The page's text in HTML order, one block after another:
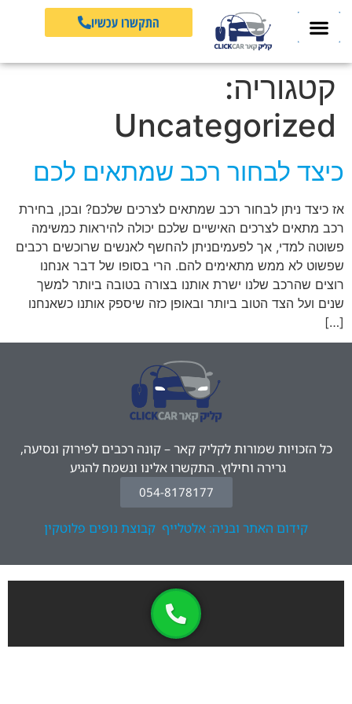
התקשרו עכשיו
קטגוריה:
Uncategorized
כיצד לבחור רכב שמתאים לכם
אז כיצד ניתן לבחור רכב שמתאים לצרכים שלכם? ובכן, בחירת
רכב מתאים לצרכים האישיים שלכם יכולה להיראות כמשימה
פשוטה למדי, אך לפעמיםניתן להחשף לאנשים שרוכשים רכבים
שפשוט לא ממש מתאימים להם. הרי בסופו של דבר אנחנו
רוצים שהרכב שלנו ישרת אותנו בצורה בטובה ביותר למשך
שנים ועל הצד הטוב ביותר ובאופן כזה שיספק אותנו כשאנחנו
[…]
כל הזכויות שמורות לקליק קאר – קונה רכבים לפירוק ונסיעה,
גרירה וחילוץ. התקשרו אלינו ונשמח להגיע
054-8178177
קידום האתר ובניה: אלטלייף קבוצת נופים פלוטקין